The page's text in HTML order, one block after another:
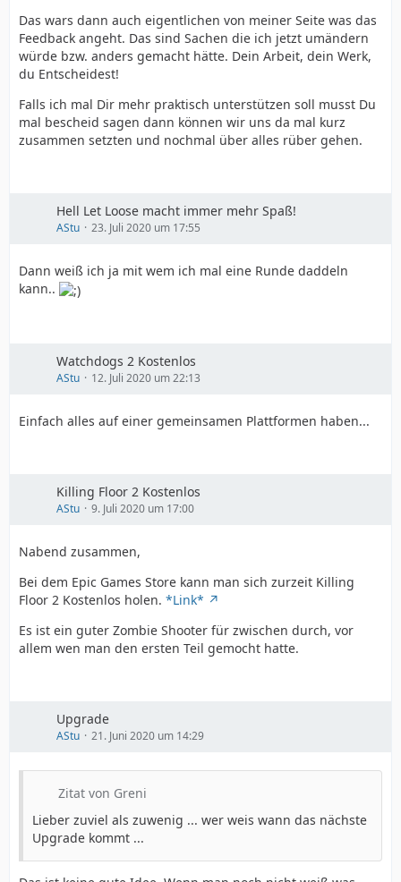
Das wars dann auch eigentlichen von meiner Seite was das
Feedback angeht. Das sind Sachen die ich jetzt umändern
würde bzw. anders gemacht hätte. Dein Arbeit, dein Werk,
du Entscheidest!
Falls ich mal Dir mehr praktisch unterstützen soll musst Du
mal bescheid sagen dann können wir uns da mal kurz
zusammen setzten und nochmal über alles rüber gehen.
Hell Let Loose macht immer mehr Spaß!
AStu 23. Juli 2020 um 17:55
Dann weiß ich ja mit wem ich mal eine Runde daddeln
kann..
Watchdogs 2 Kostenlos
AStu 12. Juli 2020 um 22:13
Einfach alles auf einer gemeinsamen Plattformen haben...
Killing Floor 2 Kostenlos
AStu 9. Juli 2020 um 17:00
Nabend zusammen,
Bei dem Epic Games Store kann man sich zurzeit Killing
Floor 2 Kostenlos holen. *Link*
Es ist ein guter Zombie Shooter für zwischen durch, vor
allem wen man den ersten Teil gemocht hatte.
Upgrade
AStu 21. Juni 2020 um 14:29
Zitat von Greni
Lieber zuviel als zuwenig ... wer weis wann das nächste
Upgrade kommt ...